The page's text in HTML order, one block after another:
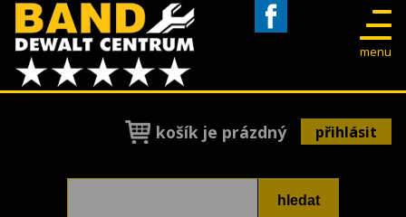
menu
košík je prázdný přihlásit